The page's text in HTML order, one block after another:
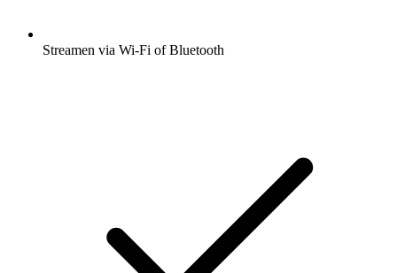
Streamen via Wi-Fi of Bluetooth